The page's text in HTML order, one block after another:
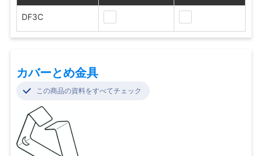
DF3C
カバーとめ金具
この商品の資料をすべてチェック